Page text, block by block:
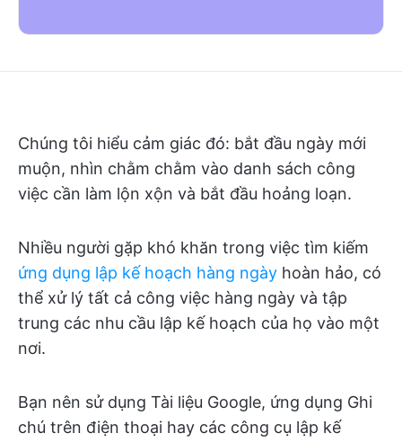
Chúng tôi hiểu cảm giác đó: bắt đầu ngày mới
muộn, nhìn chằm chằm vào danh sách công
việc cần làm lộn xộn và bắt đầu hoảng loạn.
Nhiều người gặp khó khăn trong việc tìm kiếm
ứng dụng lập kế hoạch hàng ngày hoàn hảo, có
thể xử lý tất cả công việc hàng ngày và tập
trung các nhu cầu lập kế hoạch của họ vào một
nơi.
Bạn nên sử dụng Tài liệu Google, ứng dụng Ghi
chú trên điện thoại hay các công cụ lập kế